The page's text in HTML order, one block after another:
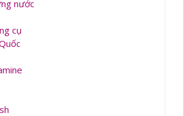
nước
cụ